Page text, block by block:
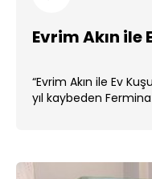
Evrim Akın ile
“Evrim Akın ile Ev
yıl kaybeden